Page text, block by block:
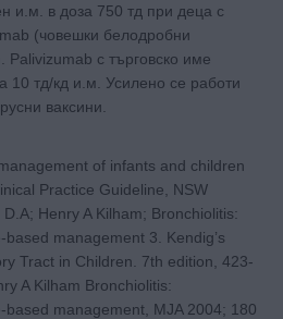
и.м. в доза 750 тд при деца с
(човешки белодробни
Palivizumab с търговско име
10 тд/кд и.м. Усилено се работи
ваксини.
of infants and children
Practice Guideline, NSW
Henry A Kilham; Bronchiolitis:
management 3. Kendig’s
Tract in Children. 7th edition, 423-
A Kilham Bronchiolitis:
management, MJA 2004; 180